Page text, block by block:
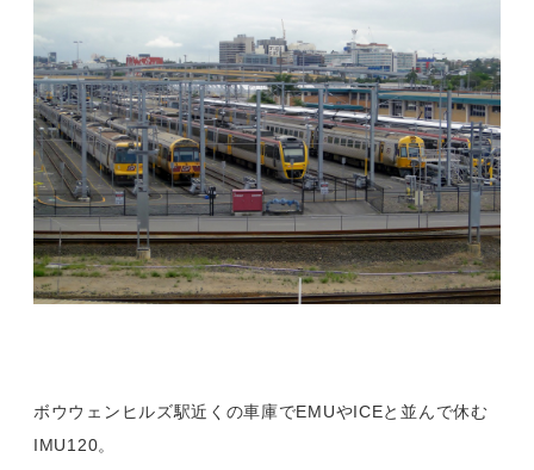
ボウウェンヒルズ駅近くの車庫でEMUやICEと並んで休む
IMU120。